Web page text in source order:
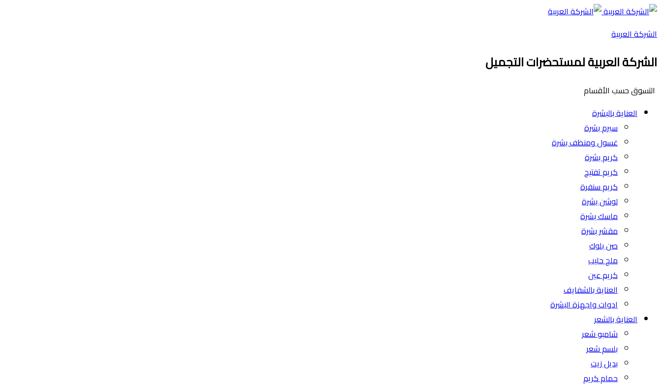
الشركة العربية
الشركة العربية لمستحضرات التجميل
التسوق حسب الأقسام
العناية بالبشرة
سيرم بشرة
غسول ومنظف بشرة
كريم بشرة
كريم تفتيح
كريم سنفرة
لوشن بشرة
ماسك بشرة
مقشر بشرة
صن بلوك
ملح حليب
كريم عين
العناية بالشفايف
ادوات واجهزة البشرة
العناية بالشعر
شامبو شعر
بلسم شعر
بديل زيت
حمام كريم